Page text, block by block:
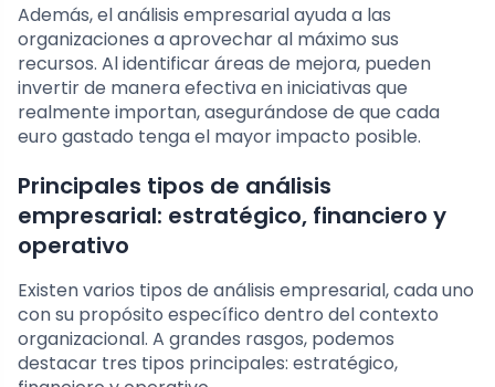
Además, el análisis empresarial ayuda a las
organizaciones a aprovechar al máximo sus
recursos. Al identificar áreas de mejora, pueden
invertir de manera efectiva en iniciativas que
realmente importan, asegurándose de que cada
euro gastado tenga el mayor impacto posible.
Principales tipos de análisis
empresarial: estratégico, financiero y
operativo
Existen varios tipos de análisis empresarial, cada uno
con su propósito específico dentro del contexto
organizacional. A grandes rasgos, podemos
destacar tres tipos principales: estratégico,